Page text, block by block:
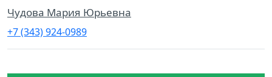
Чудова Мария Юрьевна
+7 (343) 924-0989